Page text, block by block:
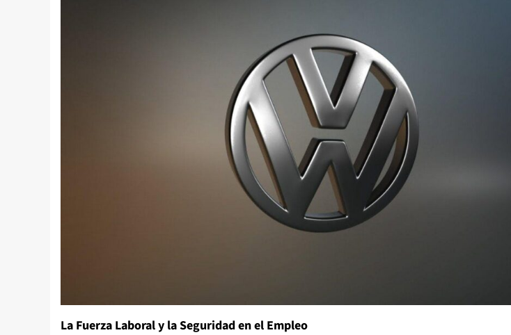
La Fuerza Laboral y la Seguridad en el Empleo